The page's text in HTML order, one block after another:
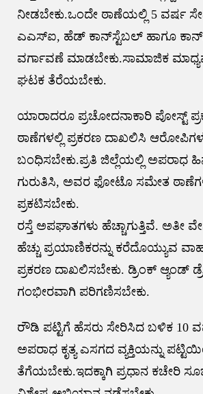
ನೀಡಬೇಕು.ಒಂದೇ ಠಾಣೆಯಲ್ಲಿ 5 ವರ್ಷ
ಎಎಸ್‌ಐ, ಹೆಡ್‌ ಕಾನ್‌ಸ್ಟೆಬಲ್ ಹಾಗೂ
ವರ್ಗಾವಣೆ ಮಾಡಬೇಕು.ಸಾಮಾಜಿಕ
ಘಟಕ ತೆರೆಯಬೇಕು.
ಯಾರಾದರೂ ಪ್ರಚೋದನಾಕಾರಿ ಪೋಸ್ಟ್
ಠಾಣೆಗಳಲ್ಲಿ ಪ್ರಕರಣ ದಾಖಲಿಸಿ
ಬಂಧಿಸಬೇಕು.ಪ್ರತಿ ಜಿಲ್ಲೆಯಲ್ಲಿ ಅಪರಾಧ
ಗುರುತಿಸಿ, ಅವರ ಫೋಟೊ ಸಮೇತ
ಪ್ರಕಟಿಸಬೇಕು.
ರಸ್ತೆ ಅಪಘಾತಗಳು ಹೆಚ್ಚಾಗುತ್ತಿವೆ. ಅತೀ
ಹೆಚ್ಚು ಪ್ರಯಾಣಿಕರನ್ನು ಕರೆದೊಯ್ಯುವ
ಪ್ರಕರಣ ದಾಖಲಿಸಬೇಕು. ಡ್ರಿಂಕ್ ಆ್ಯಂಡ್
ಗಂಭೀರವಾಗಿ ಪರಿಗಣಿಸಬೇಕು.
ರೌಡಿ ಪಟ್ಟಿಗೆ ಹೆಸರು ಸೇರಿಸಿದ ಬಳಿಕ 10
ಅಪರಾಧ ಕೃತ್ಯ ಎಸಗದ ವ್ಯಕ್ತಿಯನ್ನು
ತೆಗೆಯಬೇಕು.ಇದಕ್ಕಾಗಿ ಪ್ರಧಾನ ಕಚೇರಿ